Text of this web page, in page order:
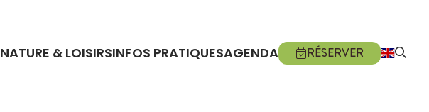
NATURE & LOISIRSINFOS PRATIQUESAGENDA RÉSERVER